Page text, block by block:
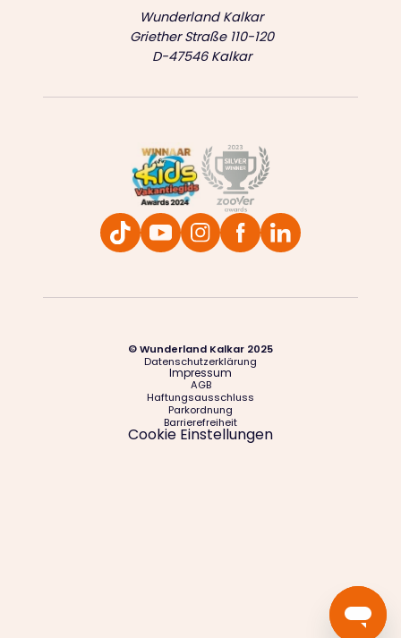
Wunderland Kalkar
Griether Straße 110-120
D-47546 Kalkar
© Wunderland Kalkar 2025
Datenschutzerklärung
Impressum
AGB
Haftungsausschluss
Parkordnung
Barrierefreiheit
Cookie Einstellungen